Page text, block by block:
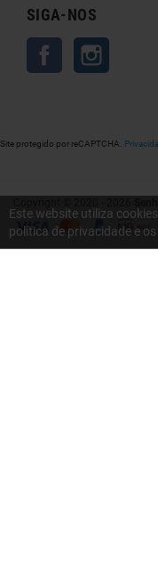
SIGA-NOS
Facebook
Site protegido por reCAPTCHA.
Este website utiliza
política de privacidade e